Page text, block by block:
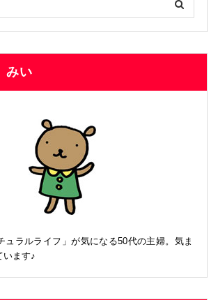
い
ュラルライフ」が気になる50代の主婦。気ま
います♪